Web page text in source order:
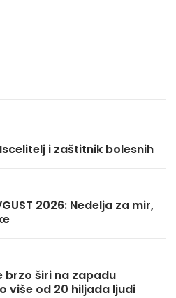
i zaštitnik bolesnih
2026: Nedelja za mir,
brzo širi na zapadu
više od 20 hiljada ljudi